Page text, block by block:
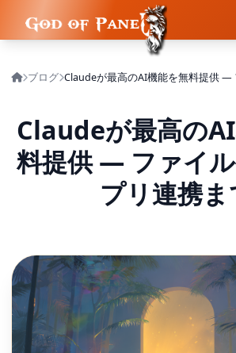
ブログ
Claudeが最高の
料提供 — ファイ
プリ連携